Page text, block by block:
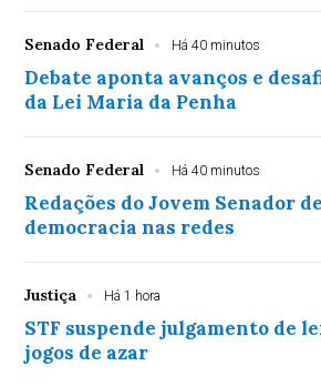
Senado Federal Há 40 minutos
Debate aponta avanços e
da Lei Maria da Penha
Senado Federal Há 40 minutos
Redações do Jovem Senador
democracia nas redes
Justiça Há 1 hora
STF suspende julgamento de
jogos de azar